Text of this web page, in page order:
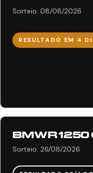
Sorteio: 08/08/2026
RESULTADO EM 4
BMW R 1250
Sorteio: 26/08/2026